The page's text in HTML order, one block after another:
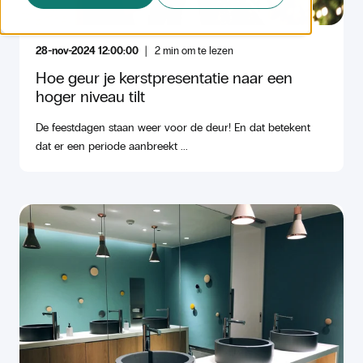
28-nov-2024 12:00:00 2min om te lezen
Hoe geur je kerstpresentatie naar een
hoger niveau tilt
De feestdagen staan weer voor de deur! En dat betekent
dat er een periode aanbreekt ...